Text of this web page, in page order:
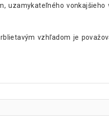
uzamykateľného
vzhľadom je